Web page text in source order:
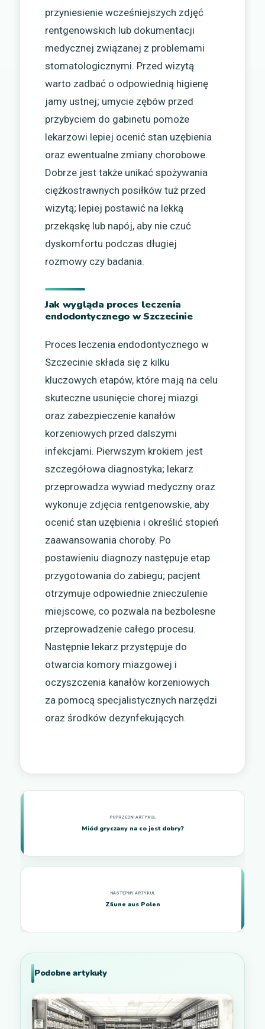
przyniesienie wcześniejszych zdjęć
rentgenowskich lub dokumentacji
medycznej związanej z problemami
stomatologicznymi. Przed wizytą
warto zadbać o odpowiednią higienę
jamy ustnej; umycie zębów przed
przybyciem do gabinetu pomoże
lekarzowi lepiej ocenić stan uzębienia
oraz ewentualne zmiany chorobowe.
Dobrze jest także unikać spożywania
ciężkostrawnych posiłków tuż przed
wizytą; lepiej postawić na lekką
przekąskę lub napój, aby nie czuć
dyskomfortu podczas długiej
rozmowy czy badania.
Jak wygląda proces leczenia
endodontycznego w Szczecinie
Proces leczenia endodontycznego w
Szczecinie składa się z kilku
kluczowych etapów, które mają na celu
skuteczne usunięcie chorej miazgi
oraz zabezpieczenie kanałów
korzeniowych przed dalszymi
infekcjami. Pierwszym krokiem jest
szczegółowa diagnostyka; lekarz
przeprowadza wywiad medyczny oraz
wykonuje zdjęcia rentgenowskie, aby
ocenić stan uzębienia i określić stopień
zaawansowania choroby. Po
postawieniu diagnozy następuje etap
przygotowania do zabiegu; pacjent
otrzymuje odpowiednie znieczulenie
miejscowe, co pozwala na bezbolesne
przeprowadzenie całego procesu.
Następnie lekarz przystępuje do
otwarcia komory miazgowej i
oczyszczenia kanałów korzeniowych
za pomocą specjalistycznych narzędzi
oraz środków dezynfekujących.
Miód gryczany na co jest dobry?
Zäune aus Polen
Podobne artykuły